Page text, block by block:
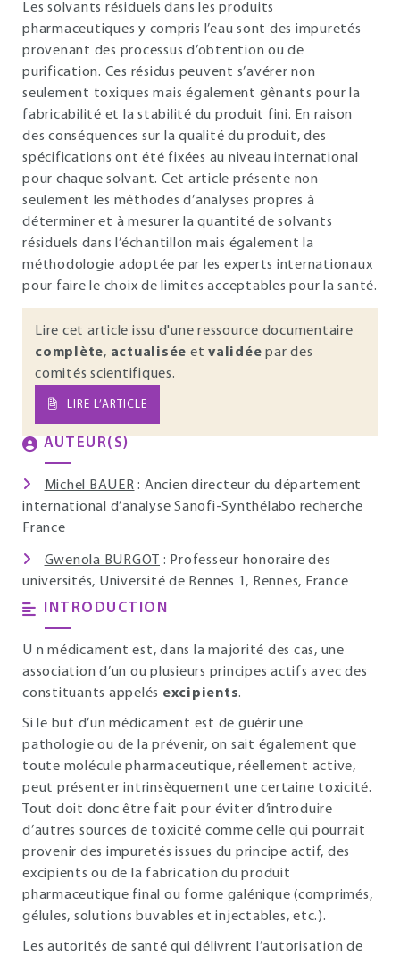
Les solvants résiduels dans les produits
pharmaceutiques y compris l’eau sont des impuretés
provenant des processus d’obtention ou de
purification. Ces résidus peuvent s’avérer non
seulement toxiques mais également gênants pour la
fabricabilité et la stabilité du produit fini. En raison
des conséquences sur la qualité du produit, des
spécifications ont été fixées au niveau international
pour chaque solvant. Cet article présente non
seulement les méthodes d’analyses propres à
déterminer et à mesurer la quantité de solvants
résiduels dans l’échantillon mais également la
méthodologie adoptée par les experts internationaux
pour faire le choix de limites acceptables pour la santé.
Lire cet article issu d'une ressource documentaire
complète, actualisée et validée par des
comités scientifiques.
LIRE L’ARTICLE
AUTEUR(S)
Michel BAUER : Ancien directeur du département
international d’analyse Sanofi-Synthélabo recherche
France
Gwenola BURGOT
: Professeur honoraire des
universités, Université de Rennes 1, Rennes, France
INTRODUCTION
U n médicament est, dans la majorité des cas, une
association d’un ou plusieurs principes actifs avec des
constituants appelés excipients.
Si le but d’un médicament est de guérir une
pathologie ou de la prévenir, on sait également que
toute molécule pharmaceutique, réellement active,
peut présenter intrinsèquement une certaine toxicité.
Tout doit donc être fait pour éviter d’introduire
d’autres sources de toxicité comme celle qui pourrait
provenir des impuretés issues du principe actif, des
excipients ou de la fabrication du produit
pharmaceutique final ou forme galénique (comprimés,
gélules, solutions buvables et injectables, etc.).
Les autorités de santé qui délivrent l’autorisation de